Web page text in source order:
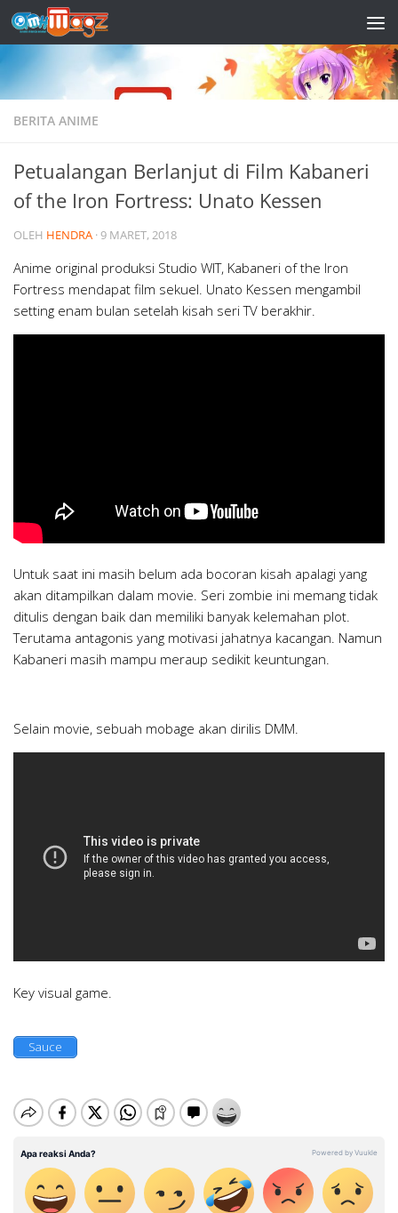
Skip to content
BERITA ANIME
Petualangan Berlanjut di Film Kabaneri
of the Iron Fortress: Unato Kessen
OLEH HENDRA ·9 MARET, 2018
Anime original produksi Studio WIT, Kabaneri of the Iron
Fortress mendapat film sekuel. Unato Kessen mengambil
setting enam bulan setelah kisah seri TV berakhir.
Untuk saat ini masih belum ada bocoran kisah apalagi yang
akan ditampilkan dalam movie. Seri zombie ini memang tidak
ditulis dengan baik dan memiliki banyak kelemahan plot.
Terutama antagonis yang motivasi jahatnya kacangan. Namun
Kabaneri masih mampu meraup sedikit keuntungan.
Selain movie, sebuah mobage akan dirilis DMM.
Key visual game.
Sauce